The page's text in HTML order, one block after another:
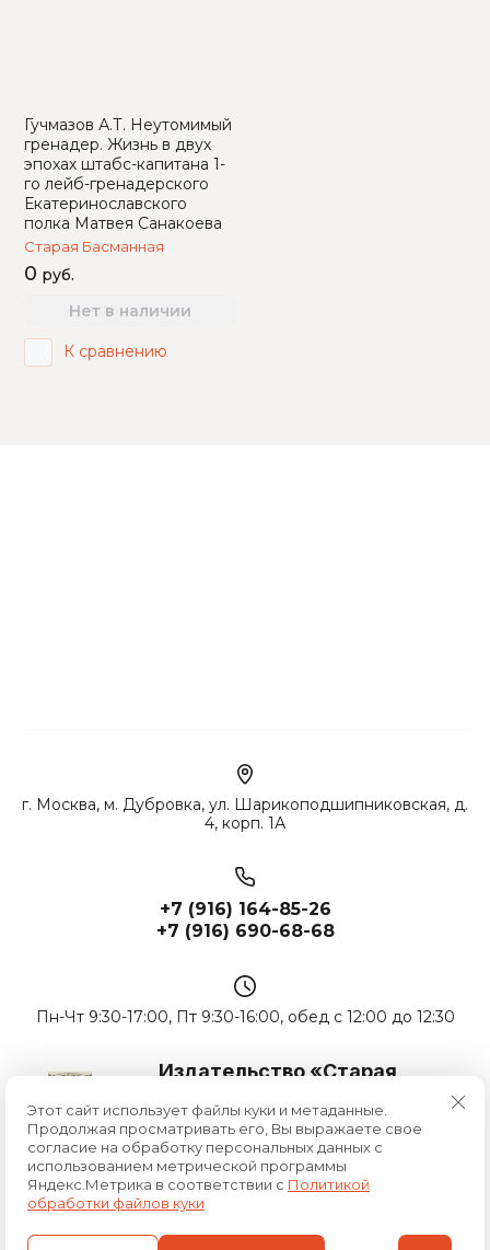
Гучмазов А.Т. Неутомимый
гренадер. Жизнь в двух
эпохах штабс-капитана 1-
го лейб-гренадерского
Екатеринославского
полка Матвея Санакоева
Старая Басманная
0 руб.
Нет в наличии
К сравнению
Издательство «Старая
© 2014 - 2026 ИНН 7715689487
Политика конфиденциальности
г. Москва, м. Дубровка, ул. Шарикоподшипниковская, д.
4, корп. 1А
+7 (916) 164-85-26
+7 (916) 690-68-68
Пн-Чт 9:30-17:00, Пт 9:30-16:00, обед с 12:00 до 12:30
Этот сайт использует файлы куки и метаданные.
Продолжая просматривать его, Вы выражаете свое
согласие на обработку персональных данных с
использованием метрической программы
Яндекс.Метрика в соответствии с Политикой
обработки файлов куки